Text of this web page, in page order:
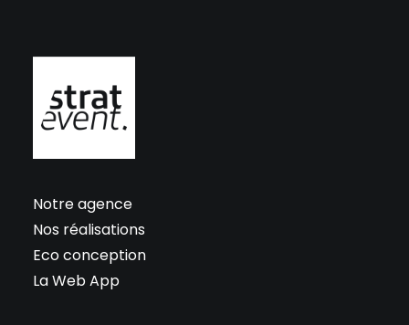
Notre agence
Nos réalisations
Eco conception
La Web App